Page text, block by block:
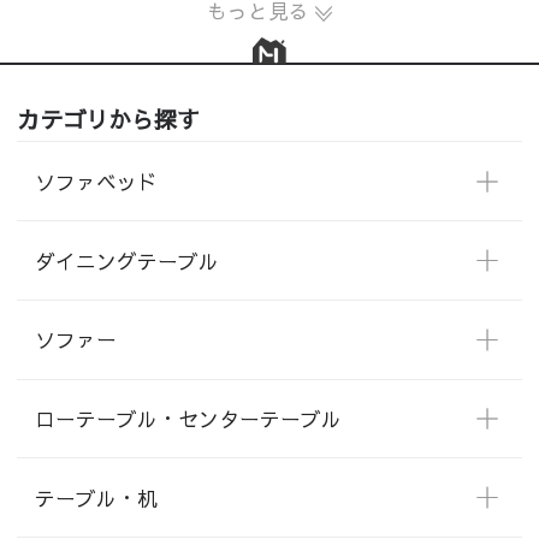
もっと見る
カテゴリから探す
ソファベッド
ダイニングテーブル
ソファー
ローテーブル・センターテーブル
テーブル・机